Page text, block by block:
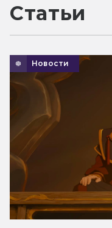
Статьи
Новости